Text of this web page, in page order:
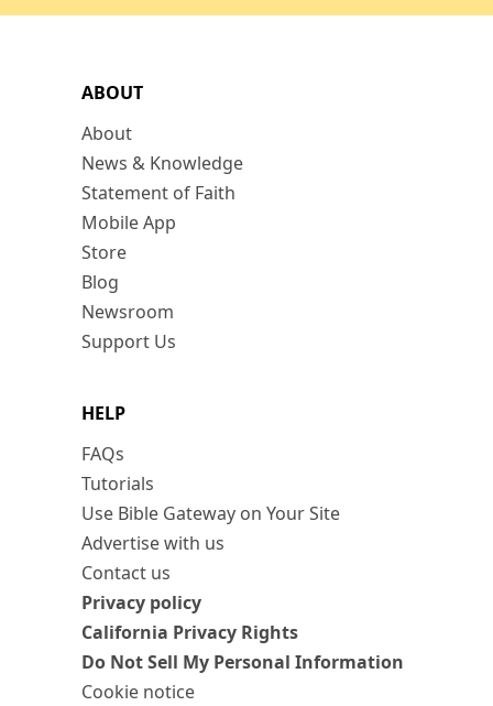
ABOUT
About
News & Knowledge
Statement of Faith
Mobile App
Store
Blog
Newsroom
Support Us
HELP
FAQs
Tutorials
Use Bible Gateway on Your Site
Advertise with us
Contact us
Privacy policy
California Privacy Rights
Do Not Sell My Personal Information
Cookie notice